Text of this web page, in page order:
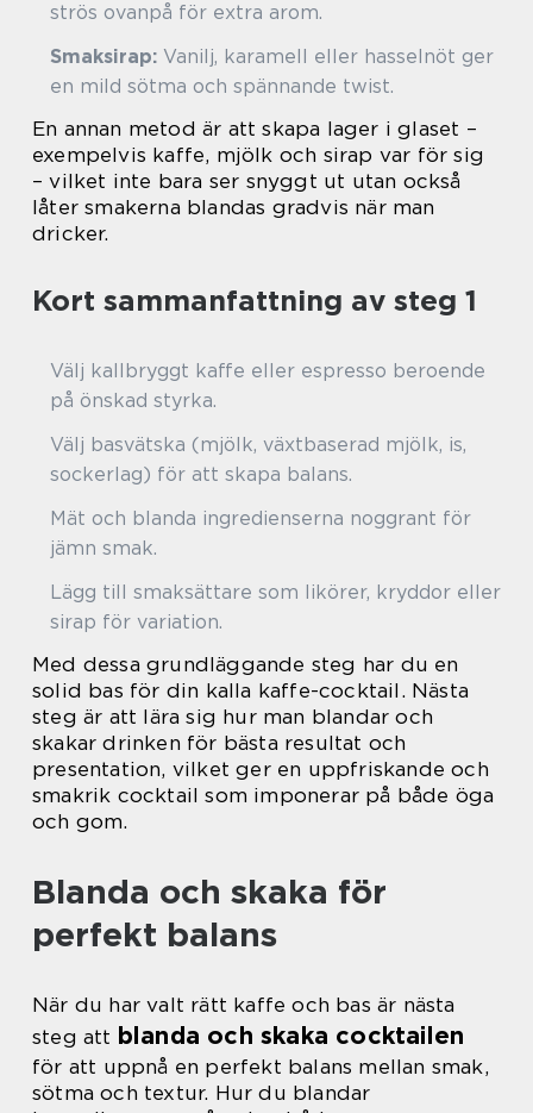
strös ovanpå för extra arom.
Smaksirap: Vanilj, karamell eller hasselnöt ger
en mild sötma och spännande twist.
En annan metod är att skapa lager i glaset –
exempelvis kaffe, mjölk och sirap var för sig
– vilket inte bara ser snyggt ut utan också
låter smakerna blandas gradvis när man
dricker.
Kort sammanfattning av steg 1
Välj kallbryggt kaffe eller espresso beroende
på önskad styrka.
Välj basvätska (mjölk, växtbaserad mjölk, is,
sockerlag) för att skapa balans.
Mät och blanda ingredienserna noggrant för
jämn smak.
Lägg till smaksättare som likörer, kryddor eller
sirap för variation.
Med dessa grundläggande steg har du en
solid bas för din kalla kaffe-cocktail. Nästa
steg är att lära sig hur man blandar och
skakar drinken för bästa resultat och
presentation, vilket ger en uppfriskande och
smakrik cocktail som imponerar på både öga
och gom.
Blanda och skaka för
perfekt balans
När du har valt rätt kaffe och bas är nästa
steg att blanda och skaka cocktailen
för att uppnå en perfekt balans mellan smak,
sötma och textur. Hur du blandar